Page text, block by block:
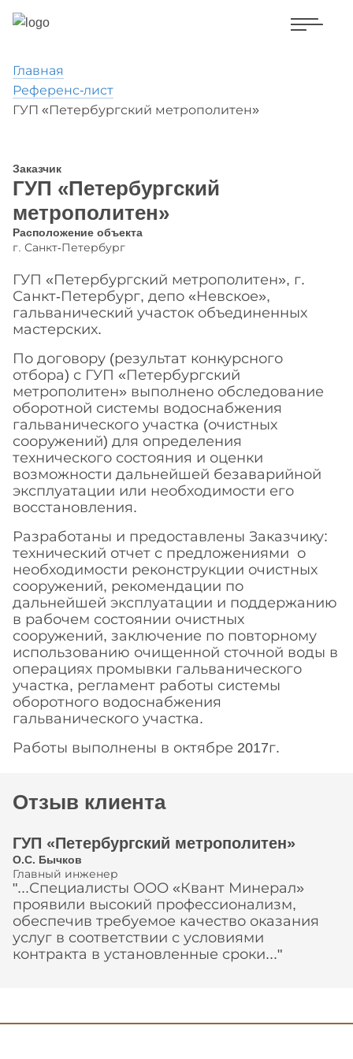
Главная
Референс-лист
ГУП «Петербургский метрополитен»
Заказчик
ГУП «Петербургский
метрополитен»
Расположение объекта
г. Санкт-Петербург
ГУП «Петербургский метрополитен», г.
Санкт-Петербург, депо «Невское»,
гальванический участок объединенных
мастерских.
По договору (результат конкурсного
отбора) с ГУП «Петербургский
метрополитен» выполнено обследование
оборотной системы водоснабжения
гальванического участка (очистных
сооружений) для определения
технического состояния и оценки
возможности дальнейшей безаварийной
эксплуатации или необходимости его
восстановления.
Разработаны и предоставлены Заказчику:
технический отчет с предложениями о
необходимости реконструкции очистных
сооружений, рекомендации по
дальнейшей эксплуатации и поддержанию
в рабочем состоянии очистных
сооружений, заключение по повторному
использованию очищенной сточной воды в
операциях промывки гальванического
участка, регламент работы системы
оборотного водоснабжения
гальванического участка.
Работы выполнены в октябре 2017г.
Отзыв клиента
ГУП «Петербургский метрополитен»
О.С. Бычков
Главный инженер
"...Специалисты ООО «Квант Минерал»
проявили высокий профессионализм,
обеспечив требуемое качество оказания
услуг в соответствии с условиями
контракта в установленные сроки..."